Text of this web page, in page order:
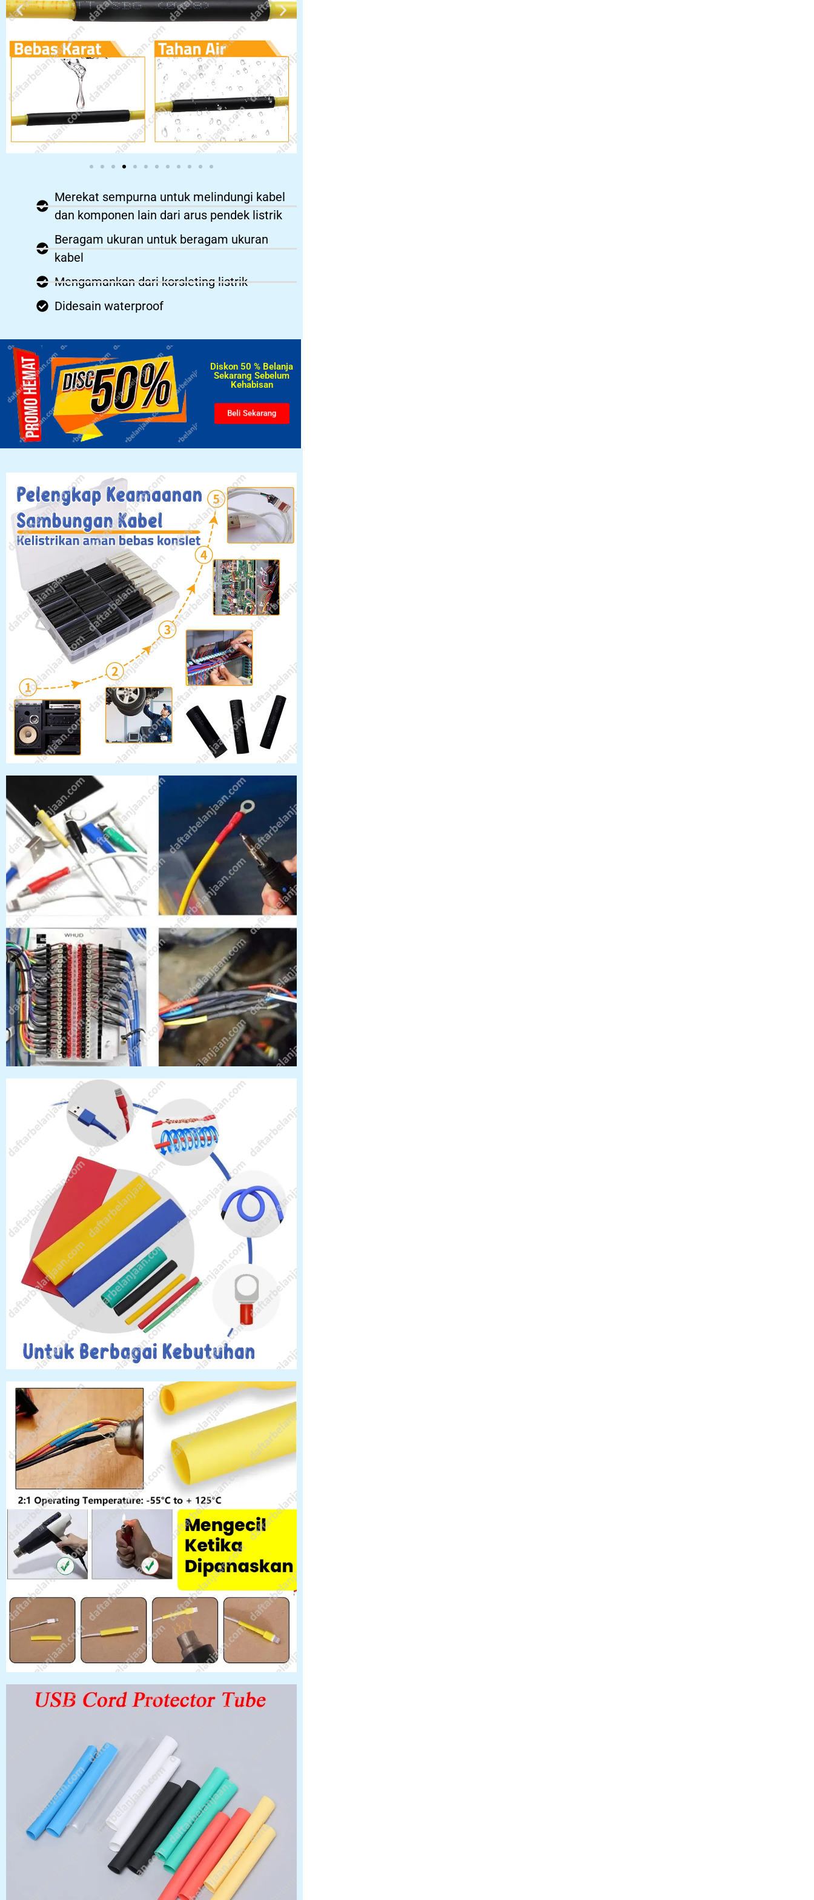
Merekat sempurna untuk melindungi kabel
dan komponen lain dari arus pendek listrik
Beragam ukuran untuk beragam ukuran
kabel
Mengamankan dari korsleting listrik
Didesain waterproof
Diskon 50 % Belanja
Sekarang Sebelum
Kehabisan​
Beli Sekarang